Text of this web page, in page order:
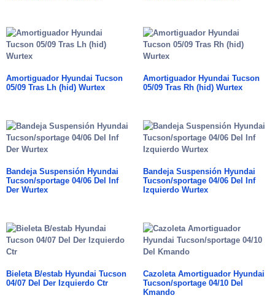
Amortiguador Hyundai Tucson
05/09 Tras Lh (hid) Wurtex
Amortiguador Hyundai Tucson
05/09 Tras Rh (hid) Wurtex
Bandeja Suspensión Hyundai
Tucson/sportage 04/06 Del Inf
Der Wurtex
Bandeja Suspensión Hyundai
Tucson/sportage 04/06 Del Inf
Izquierdo Wurtex
Bieleta B/estab Hyundai Tucson
04/07 Del Der Izquierdo Ctr
Cazoleta Amortiguador Hyundai
Tucson/sportage 04/10 Del
Kmando